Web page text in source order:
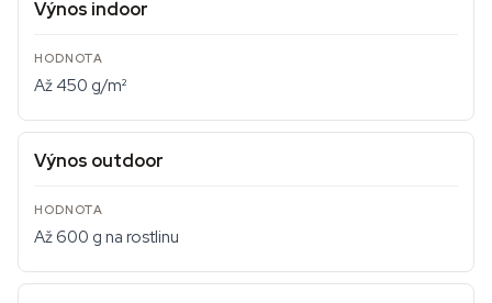
Výnos indoor
Až 450 g/m²
Výnos outdoor
Až 600 g na rostlinu